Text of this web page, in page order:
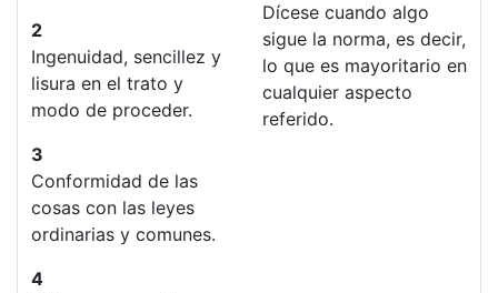
2
Ingenuidad, sencillez y
lisura en el trato y
modo de proceder.
3
Conformidad de las
cosas con las leyes
ordinarias y comunes.
4
Dícese cuando algo
sigue la norma, es decir,
lo que es mayoritario en
cualquier aspecto
referido.